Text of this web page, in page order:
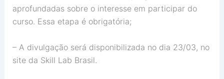
aprofundadas sobre o interesse em participar do
curso. Essa etapa é obrigatória;
– A divulgação será disponibilizada no dia 23/03, no
site da Skill Lab Brasil.